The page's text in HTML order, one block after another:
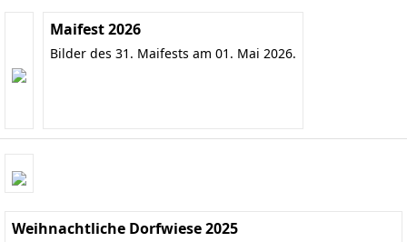
Maifest 2026
Bilder des 31. Maifests am 01. Mai 2026.
Weihnachtliche Dorfwiese 2025